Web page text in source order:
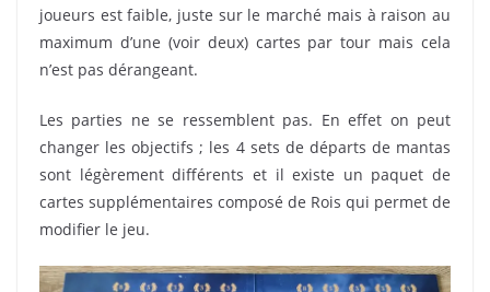
joueurs est faible, juste sur le marché mais à raison au
maximum d’une (voir deux) cartes par tour mais cela
n’est pas dérangeant.
Les parties ne se ressemblent pas. En effet on peut
changer les objectifs ; les 4 sets de départs de mantas
sont légèrement différents et il existe un paquet de
cartes supplémentaires composé de Rois qui permet de
modifier le jeu.